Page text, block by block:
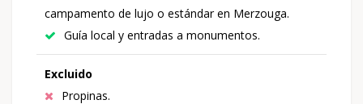
campamento de lujo o estándar en Merzouga.
Guía local y entradas a monumentos.
Excluido
Propinas.